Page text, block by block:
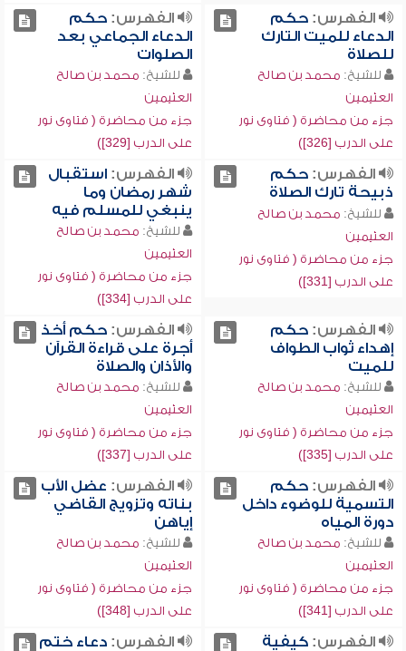
الفهرس:حكم
الدعاء للميت التارك
للصلاة
للشيخ: محمد بن صالح
العثيمين
جزء من محاضرة ( فتاوى نور
على الدرب [326])
الفهرس:حكم
الدعاء الجماعي بعد
الصلوات
للشيخ: محمد بن صالح
العثيمين
جزء من محاضرة ( فتاوى نور
على الدرب [329])
الفهرس:حكم
ذبيحة تارك الصلاة
للشيخ: محمد بن صالح
العثيمين
جزء من محاضرة ( فتاوى نور
على الدرب [331])
الفهرس:استقبال
شهر رمضان وما
ينبغي للمسلم فيه
للشيخ: محمد بن صالح
العثيمين
جزء من محاضرة ( فتاوى نور
على الدرب [334])
الفهرس:حكم
إهداء ثواب الطواف
للميت
للشيخ: محمد بن صالح
العثيمين
جزء من محاضرة ( فتاوى نور
على الدرب [335])
الفهرس:حكم أخذ
أجرة على قراءة القرآن
والأذان والصلاة
للشيخ: محمد بن صالح
العثيمين
جزء من محاضرة ( فتاوى نور
على الدرب [337])
الفهرس:حكم
التسمية للوضوء داخل
دورة المياه
للشيخ: محمد بن صالح
العثيمين
جزء من محاضرة ( فتاوى نور
على الدرب [341])
الفهرس: عضل الأب
بناته وتزويج القاضي
إياهن
للشيخ: محمد بن صالح
العثيمين
جزء من محاضرة ( فتاوى نور
على الدرب [348])
الفهرس:كيفية
الفهرس:دعاء ختم